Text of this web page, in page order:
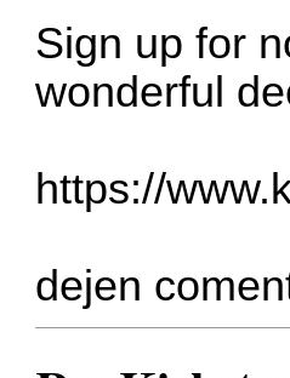
Sign up for
wonderful
https://
dejen